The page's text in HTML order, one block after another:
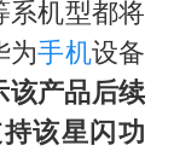
系机型都将
为手机设备
该产品后续
该星闪功